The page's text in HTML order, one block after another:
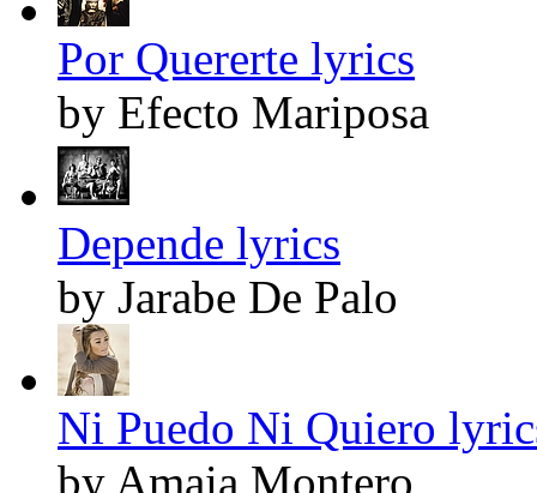
Por Quererte lyrics
by Efecto Mariposa
Depende lyrics
by Jarabe De Palo
Ni Puedo Ni Quiero
by Amaia Montero